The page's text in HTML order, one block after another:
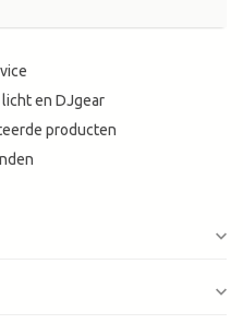
en DJgear
producten